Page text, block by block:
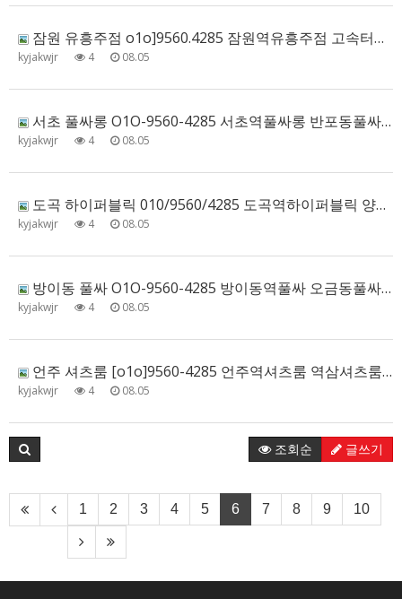
잠원 유흥주점 o1o]9560.4285 잠원역유흥주점 고속터미널유흥주점 반포동유흥주점 잠원한강유흥주점 할인문…
kyjakwjr 4 08.05
서초 풀싸롱 O1O-9560-4285 서초역풀싸롱 반포동풀싸롱 교대동풀싸롱 서리풀풀싸롱 초이스정보
kyjakwjr 4 08.05
도곡 하이퍼블릭 010/9560/4285 도곡역하이퍼블릭 양재하이퍼블릭 대치하이퍼블릭 도곡가라오케 실시간문의
kyjakwjr 4 08.05
방이동 풀싸 O1O-9560-4285 방이동역풀싸 오금동풀싸 송파동풀싸 석촌호수풀싸 예약문의
kyjakwjr 4 08.05
언주 셔츠룸 [o1o]9560-4285 언주역셔츠룸 역삼셔츠룸 논현셔츠룸 언주풀싸 추천
kyjakwjr 4 08.05
조회순 글쓰기
1 2 3 4 5 6 7 8 9 10